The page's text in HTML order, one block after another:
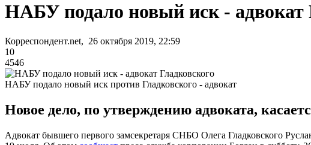
НАБУ подало новый иск - адвокат
Корреспондент.net, 26 октября 2019, 22:59
10
4546
НАБУ подало новый иск против Гладковского - адвокат
Новое дело, по утверждению адвоката,
Адвокат бывшего первого замсекретаря СНБО Олега Гладковского